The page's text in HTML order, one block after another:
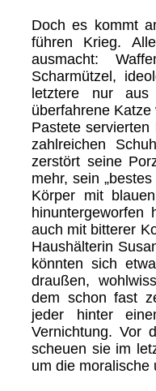
Doch es kommt
führen Krieg.
ausmacht:
Scharmützel,
letztere nur aus
überfahrene
Pastete
zahlreichen
zerstört seine
mehr, sein
Körper mit
auch mit bitterer
Haushälterin
könnten sich
draußen,
dem schon fast
jeder hinter
Vernichtung. Vor
scheuen sie im
um die moralische